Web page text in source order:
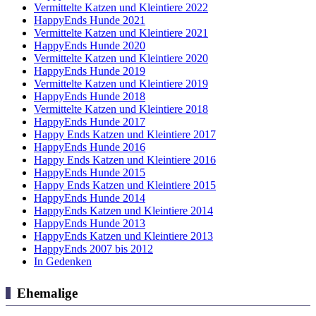
Vermittelte Katzen und Kleintiere 2022
HappyEnds Hunde 2021
Vermittelte Katzen und Kleintiere 2021
HappyEnds Hunde 2020
Vermittelte Katzen und Kleintiere 2020
HappyEnds Hunde 2019
Vermittelte Katzen und Kleintiere 2019
HappyEnds Hunde 2018
Vermittelte Katzen und Kleintiere 2018
HappyEnds Hunde 2017
Happy Ends Katzen und Kleintiere 2017
HappyEnds Hunde 2016
Happy Ends Katzen und Kleintiere 2016
HappyEnds Hunde 2015
Happy Ends Katzen und Kleintiere 2015
HappyEnds Hunde 2014
HappyEnds Katzen und Kleintiere 2014
HappyEnds Hunde 2013
HappyEnds Katzen und Kleintiere 2013
HappyEnds 2007 bis 2012
In Gedenken
Ehemalige